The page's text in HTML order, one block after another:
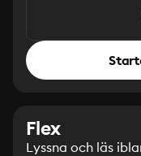
Flex
Lyssna och läs